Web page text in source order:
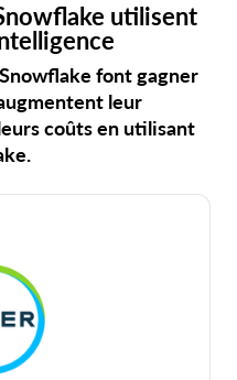
utilisent
font gagner
leur
coûts en utilisant